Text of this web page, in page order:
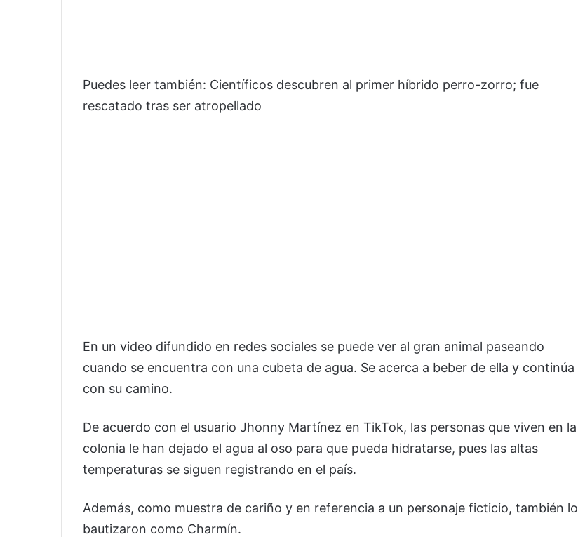
Puedes leer también: Científicos descubren al primer híbrido perro-zorro; fue
rescatado tras ser atropellado
En un video difundido en redes sociales se puede ver al gran animal paseando
cuando se encuentra con una cubeta de agua. Se acerca a beber de ella y continúa
con su camino.
De acuerdo con el usuario Jhonny Martínez en TikTok, las personas que viven en la
colonia le han dejado el agua al oso para que pueda hidratarse, pues las altas
temperaturas se siguen registrando en el país.
Además, como muestra de cariño y en referencia a un personaje ficticio, también lo
bautizaron como Charmín.